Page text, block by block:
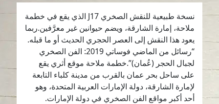
نسخة طبيعية للنقش الصخري J17 الذي يقع في خطمة
ملاحة، إمارة الشارقة، ويضم حيوانين غير معرَّفين.ربما
يعود هذا النقش إلى العصر الحجري الحديث أو ما قبله.
“رسائل من الماضي فوساتي 2019: الفن الصخري
لجبال الحجر (عُمان)”.خطمة ملاحة موقع أثري يقع
على ساحل بحر عمان بالقرب من مدينة كلباء التابعة
لإمارة الشارقة، دولة الإمارات العربية المتحدة، وهو
أحد أكبر مواقع الفن الصخري في دولة الإمارات.